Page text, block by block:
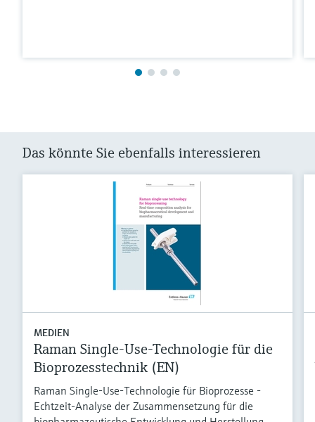
Das könnte Sie ebenfalls interessieren
MEDIEN
Raman Single-Use-Technologie für die
Bioprozesstechnik (EN)
Raman Single-Use-Technologie für Bioprozesse -
Echtzeit-Analyse der Zusammensetzung für die